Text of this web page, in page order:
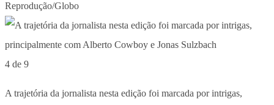
Reprodução/Globo
4 de 9
A trajetória da jornalista nesta edição foi marcada por intrigas,